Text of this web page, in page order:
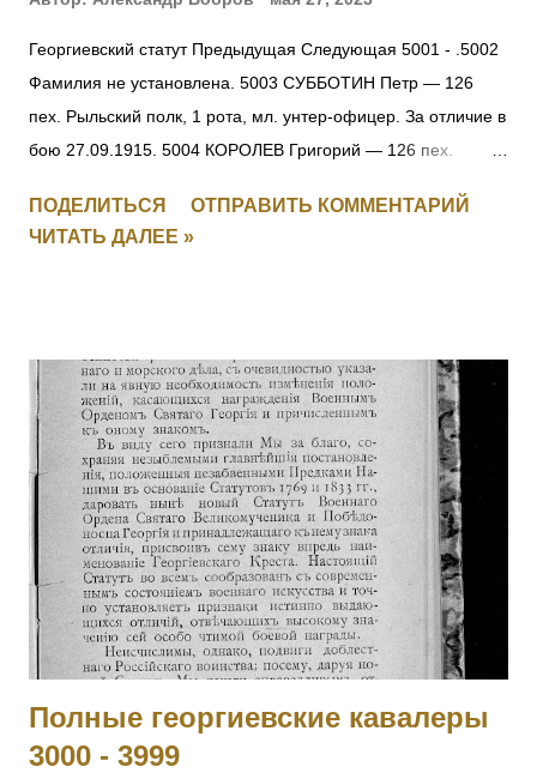
Георгиевский статут Предыдущая Следующая 5001 - .5002
Фамилия не установлена. 5003 СУББОТИН Петр — 126
пех. Рыльский полк, 1 рота, мл. унтер-офицер. За отличие в
бою 27.09.1915. 5004 КОРОЛЕВ Григорий — 126 пех.
27.09.1915. 5005 ПОЛОМАРЧУК Николай — 126 пех.
Рыльский полк, 5 рота, фельдфебель. За отличие в бою
11 рота, ст. унтер-офицер. За отличие в бою 27.09.1915.
5008 КЛОПЧУК Василий — 126 пех. Рыльский полк, 16 рота,
мл. унтер-офицер. За отличие в бою 27.09.1915. 5009
МОНЧАРУК Сильвестр — 126 пех. Рыльский полк,
пулеметная команда, ст. унтер-офицер. За отличие в бою
27.09.1915. 5010 ОБЕДЗИНСКИЙ Игнатий — 126 пех.
Рыльский полк, пулеметная команда, ст. унтер-офицер. За
отличие в бою 27.09.1915. 5011 - 5012 Фамилия не
установлена. 5013 БАММАТОВ Бийглыч — 2 Дагестанский
ПОДЕЛИТЬСЯ
ОТПРАВИТЬ КОММЕНТАРИЙ
ЧИТАТЬ ДАЛЕЕ »
Полные георгиевские кавалеры
3000 - 3999